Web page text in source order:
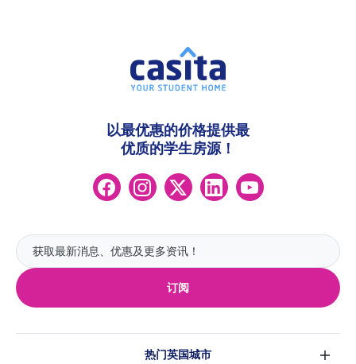
订阅
以最优惠的价格提供最
优质的学生房源！
热门英国城市